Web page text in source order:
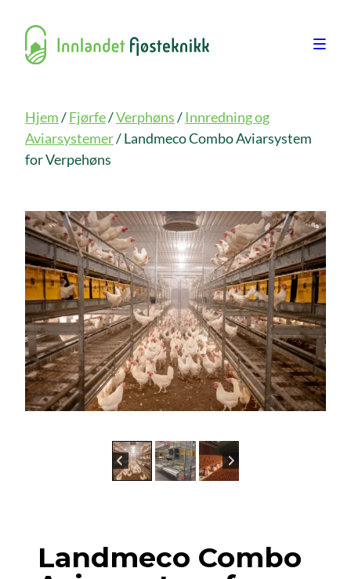
Hjem/Fjørfe/Verphøns/ Innredning og
Aviarsystemer/ Landmeco Combo Aviarsystem
for Verpehøns
Landmeco Combo